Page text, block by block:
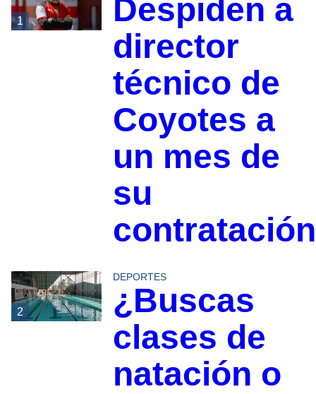
1
Despiden a
director
técnico de
Coyotes a
un mes de
su
contratación
2
DEPORTES
¿Buscas
clases de
natación o